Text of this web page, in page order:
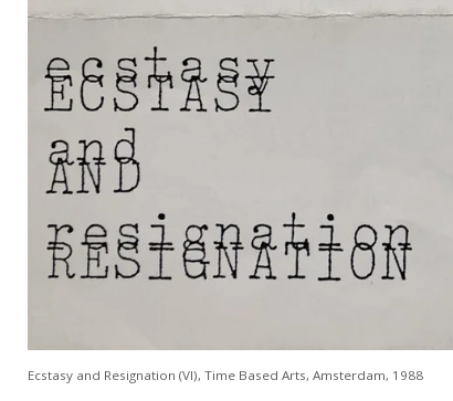
Ecstasy and Resignation (VI), Time Based Arts, Amsterdam, 1988